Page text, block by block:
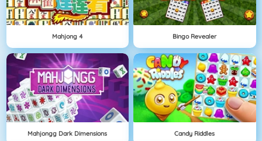
Mahjong 4 Bingo Revealer
Mahjongg Dark Dimensions Candy Riddles